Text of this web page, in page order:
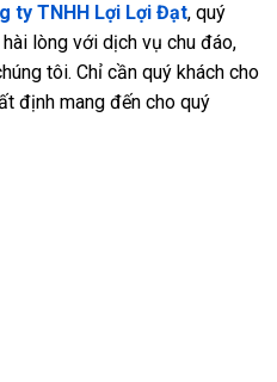
ty TNHH Lợi Lợi Đạt, quý
lòng với dịch vụ chu đáo,
tôi. Chỉ cần quý khách cho
định mang đến cho quý